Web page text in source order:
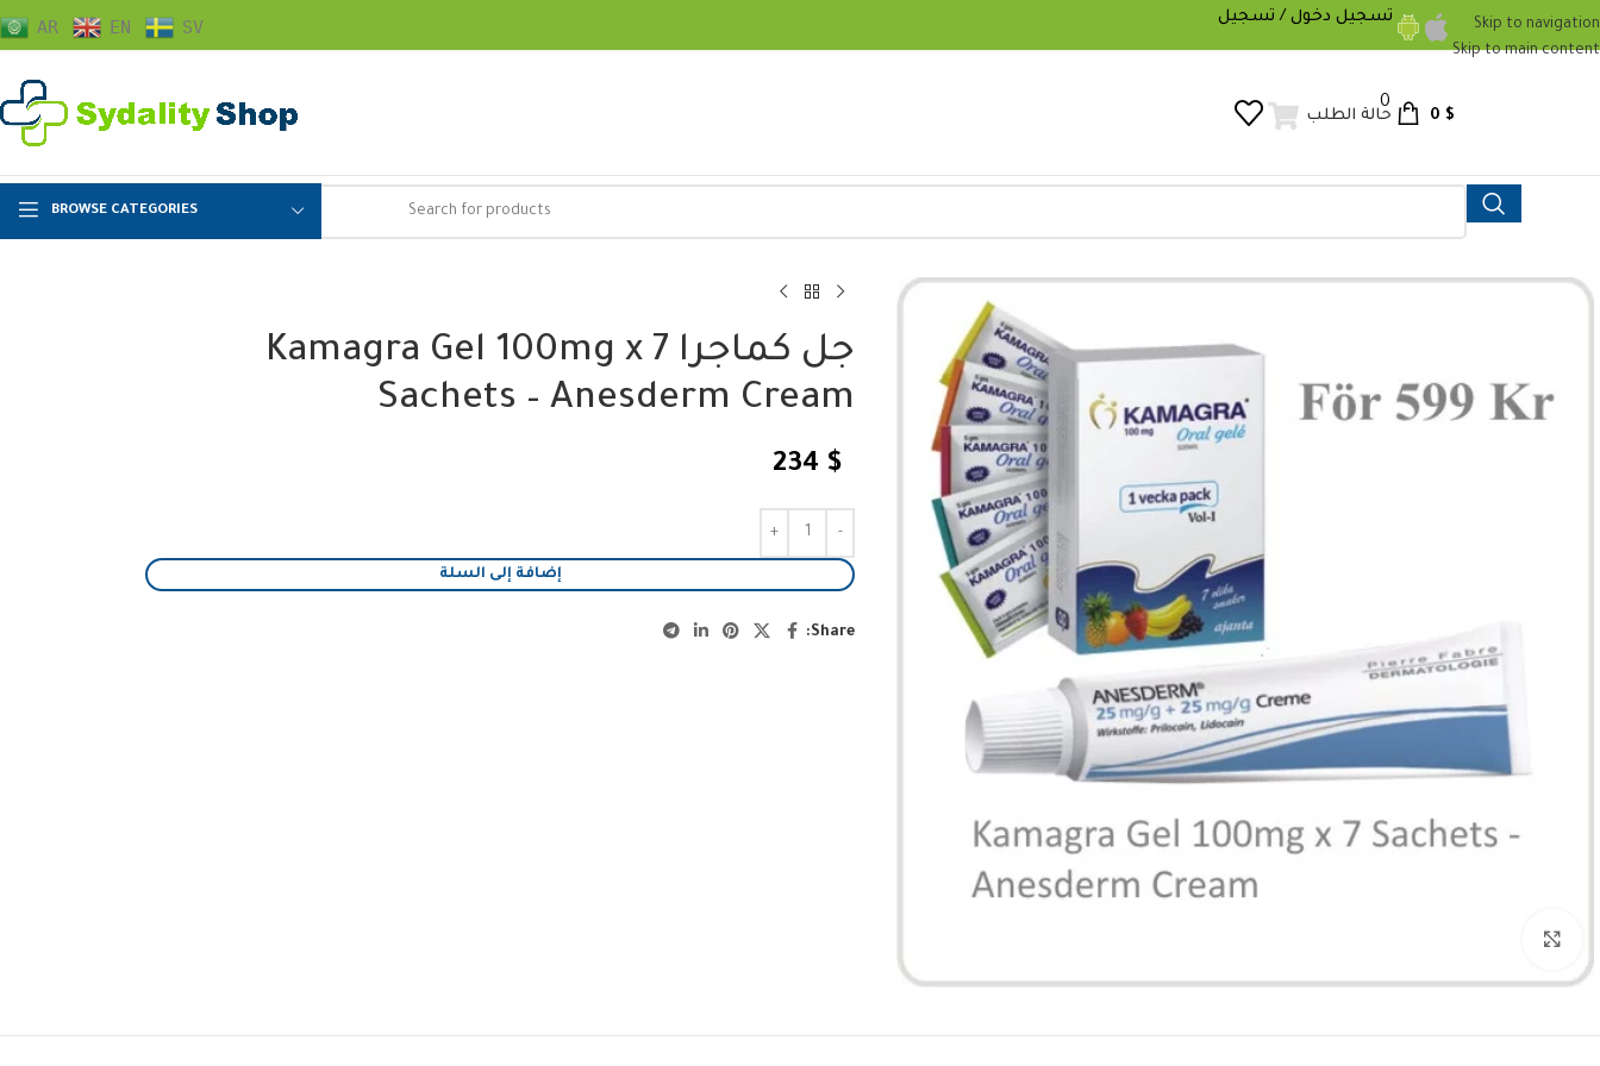
Skip to navigation
Skip to main content
AR EN SV تسجيل دخول / تسجيل
حالة الطلب
0
0 $
BROWSE CATEGORIES
جل كماجرا Kamagra Gel 100mg x 7
Sachets – Anesderm Cream
234 $
إضافة إلى السلة
Share: